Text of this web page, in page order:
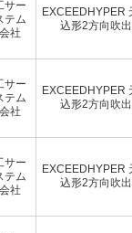
サー
テム
社
EXCEEDHYPER
込形2方向吹
サー
テム
社
EXCEEDHYPER
込形2方向吹
サー
テム
社
EXCEEDHYPER
込形2方向吹